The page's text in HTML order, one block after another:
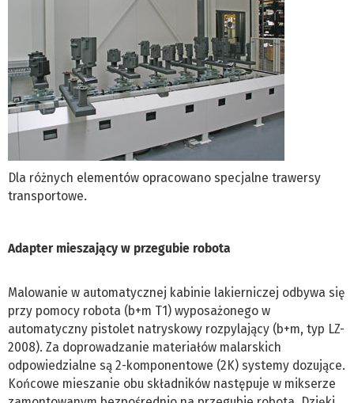
Dla różnych elementów opracowano specjalne trawersy
transportowe.
Adapter mieszający w przegubie robota
Malowanie w automatycznej kabinie lakierniczej odbywa się
przy pomocy robota (b+m T1) wyposażonego w
automatyczny pistolet natryskowy rozpylający (b+m, typ LZ-
2008). Za doprowadzanie materiałów malarskich
odpowiedzialne są 2-komponentowe (2K) systemy dozujące.
Końcowe mieszanie obu składników następuje w mikserze